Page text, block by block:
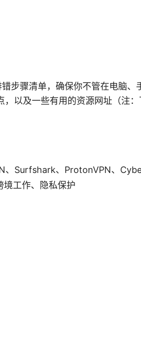
步骤清单，确保你不管在电脑、
以及一些有用的资源网址（注
、Surfshark、ProtonVPN、
境工作、隐私保护